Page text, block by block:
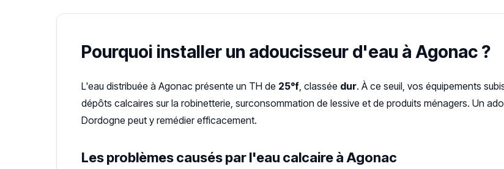
Pourquoi installer un adoucisseur d'eau à Agonac ?
L'eau distribuée à Agonac présente un TH de 25°f, classée dur. À ce seuil, vos équipements
dépôts calcaires sur la robinetterie, surconsommation de lessive et de produits ménagers. Un
Dordogne peut y remédier efficacement.
Les problèmes causés par l'eau calcaire à Agonac